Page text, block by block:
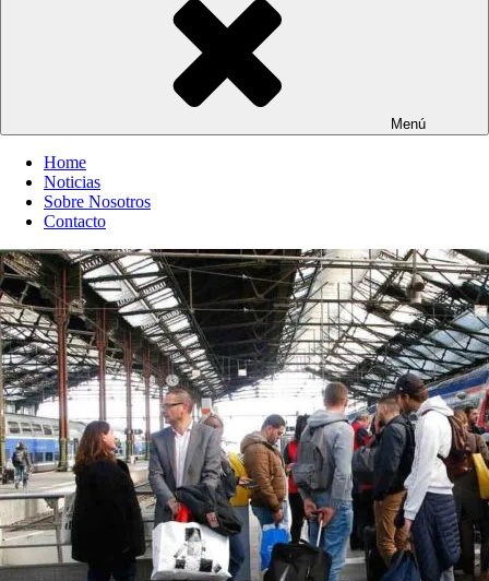
Menú
Home
Noticias
Sobre Nosotros
Contacto